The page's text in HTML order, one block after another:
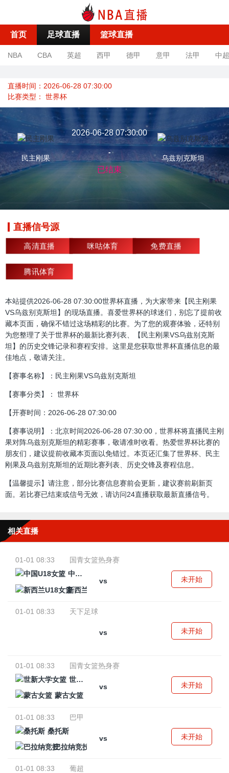
首页 足球直播 篮球直播
NBA CBA 英超 西甲 德甲 意甲 法甲 中超
直播时间：2026-06-28 07:30:00
比赛类型： 世界杯
民主刚果
2026-06-28 07:30:00
-
已结束
乌兹别克斯坦
直播信号源
高清直播 咪咕体育 免费直播
腾讯体育
本站提供2026-06-28 07:30:00世界杯直播，为大家带来【民主刚果
VS乌兹别克斯坦】的现场直播。喜爱世界杯的球迷们，别忘了提前收
藏本页面，确保不错过这场精彩的比赛。为了您的观赛体验，还特别
为您整理了关于世界杯的最新比赛列表、【民主刚果VS乌兹别克斯
坦】的历史交锋记录和赛程安排。这里是您获取世界杯直播信息的最
佳地点，敬请关注。
【赛事名称】：民主刚果VS乌兹别克斯坦
【赛事分类】： 世界杯
【开赛时间：2026-06-28 07:30:00
【赛事说明】：北京时间2026-06-28 07:30:00，世界杯将直播民主刚
果对阵乌兹别克斯坦的精彩赛事，敬请准时收看。热爱世界杯比赛的
朋友们，建议提前收藏本页面以免错过。本页还汇集了世界杯、民主
刚果及乌兹别克斯坦的近期比赛列表、历史交锋及赛程信息。
【温馨提示】请注意，部分比赛信息赛前会更新，建议赛前刷新页
面。若比赛已结束或信号无效，请访问24直播获取最新直播信号。
相关直播
01-01 08:33
国青女篮热身赛
中国U18女篮
vs
新西兰U18女篮
未开始
01-01 08:33 天下足球
vs 未开始
01-01 08:33
国青女篮热身赛
世新大学女篮
vs
蒙古女篮
未开始
01-01 08:33
巴甲
桑托斯
vs
巴拉纳竞技
未开始
01-01 08:33
葡超